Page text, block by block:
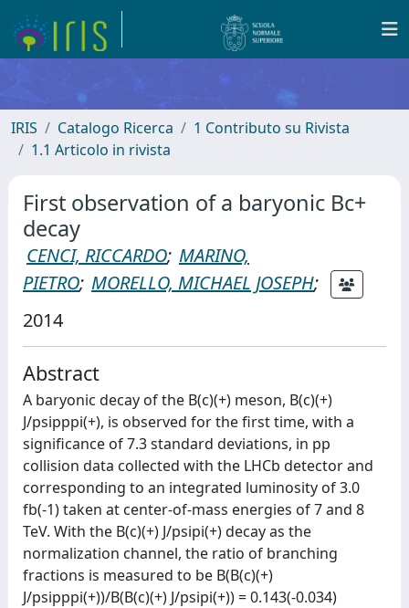
IRIS Catalogo Ricerca
1 Contributo su Rivista
1.1 Articolo in rivista
First observation of a baryonic Bc+
decay
CENCI, RICCARDO; MARINO,
PIETRO; MORELLO, MICHAEL JOSEPH;
2014
Abstract
A baryonic decay of the B(c)(+) meson, B(c)(+)
J/psipppi(+), is observed for the first time, with a
significance of 7.3 standard deviations, in pp
collision data collected with the LHCb detector and
corresponding to an integrated luminosity of 3.0
fb(-1) taken at center-of-mass energies of 7 and 8
TeV. With the B(c)(+) J/psipi(+) decay as the
normalization channel, the ratio of branching
fractions is measured to be B(B(c)(+)
J/psipppi(+))/B(B(c)(+) J/psipi(+)) = 0.143(-0.034)